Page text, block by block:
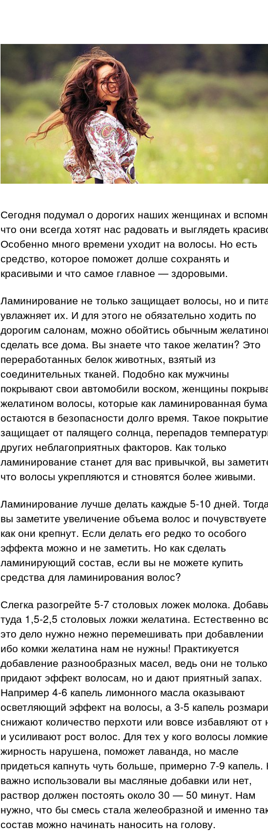
Сегодня подумал о дорогих наших женщинах и
что они всегда хотят нас радовать и выглядеть
Особенно много времени уходит на волосы. Но есть
средство, которое поможет долше сохранять и
красивыми и что самое главное — здоровыми.
Ламинирование не только защищает волосы, но и
увлажняет их. И для этого не обязательно ходить по
дорогим салонам, можно обойтись обычным
сделать все дома. Вы знаете что такое желатин? Это
переработанных белок животных, взятый из
соединительных тканей. Подобно как мужчины
покрывают свои автомобили воском, женщины
желатином волосы, которые как ламинированная
остаются в безопасности долго время. Такое покрытие
защищает от палящего солнца, перепадов
других неблагоприятных факторов. Как только
ламинирование станет для вас привычкой, вы
что волосы укрепляются и стновятся более живыми.
Ламинирование лучше делать каждые 5-10 дней.
вы заметите увеличение объема волос и почувствуете
как они крепнут. Если делать его редко то особого
эффекта можно и не заметить. Но как сделать
ламинирующий состав, если вы не можете купить
средства для ламинирования волос?
Слегка разогрейте 5-7 столовых ложек молока.
туда 1,5-2,5 столовых ложки желатина. Естественно
это дело нужно нежно перемешивать при добавлении
ибо комки желатина нам не нужны! Практикуется
добавление разнообразных масел, ведь они не только
придают эффект волосам, но и дают приятный запах.
Например 4-6 капель лимонного масла оказывают
осветляющий эффект на волосы, а 3-5 капель
снижают количество перхоти или вовсе избавляют от
и усиливают рост волос. Для тех у кого волосы
жирность нарушена, поможет лаванда, но масле
придеться капнуть чуть больше, примерно 7-9 капель.
важно использовали вы масляные добавки или нет,
раствор должен постоять около 30 — 50 минут. Нам
нужно, что бы смесь стала желеобразной и именно
состав можно начинать наносить на голову.